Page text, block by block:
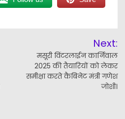
Next:
मसूरी विंटरलाईन कार्निवाल
2025 की तैयारियों को लेकर
समीक्षा करते कैबिनेट मंत्री गणेश
जोशी।